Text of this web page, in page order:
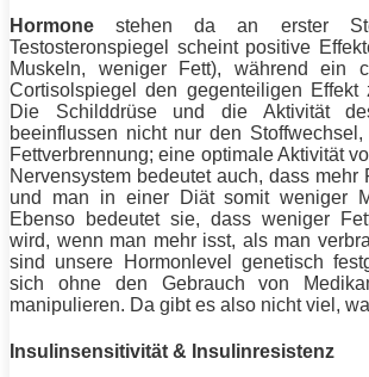
Hormonestehen da an erster
Testosteronspiegel scheint positive
Muskeln, weniger
Fett), während ein
Cortisolspiegel den gegenteiligen Effekt
Die Schilddrüse und die Aktivität
beeinflussen nicht nur den
Fettverbrennung; eine optimale Aktivität
Nervensystem bedeutet auch, dass mehr
und man in einer
Diätsomit weniger
Ebenso bedeutet sie, dass weniger
wird, wenn man mehr isst, als man
sind unsere Hormonlevel genetisch
sich ohne den Gebrauch von
manipulieren. Da gibt es also nicht viel,
Insulinsensitivität & Insulinresistenz